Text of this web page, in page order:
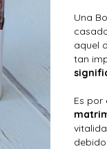
Una
aquel
tan
Es por